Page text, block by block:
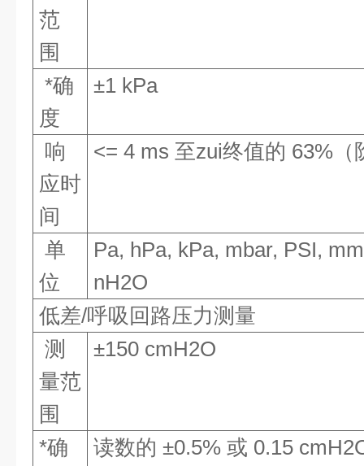
范
围
*确
度
±1 kPa
响
应时
间
<= 4 ms 至zui终值的 63%
单
位
Pa, hPa, kPa, mbar, PSI,
nH2O
低差/呼吸回路压力测量
测
量范
围
±150 cmH2O
*确
读数的 ±0.5% 或 0.15